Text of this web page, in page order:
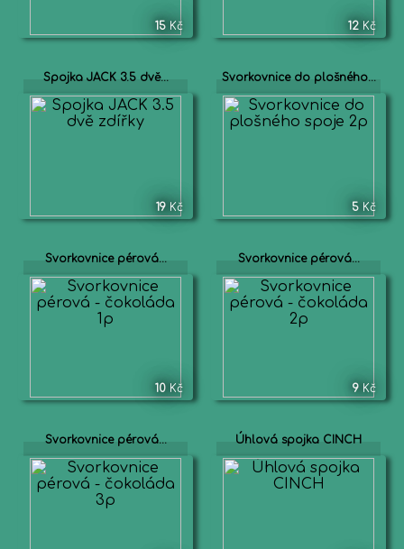
15 Kč 12 Kč
Spojka JACK 3.5 dvě...
19 Kč
Svorkovnice do plošného...
5 Kč
Svorkovnice pérová...
10 Kč
Svorkovnice pérová...
9 Kč
Svorkovnice pérová... Úhlová spojka CINCH